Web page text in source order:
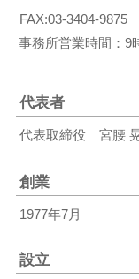
FAX:03-3404-9875
事務所営業時間：9
代表者
代表取締役 宮腰
創業
1977年7月
設立